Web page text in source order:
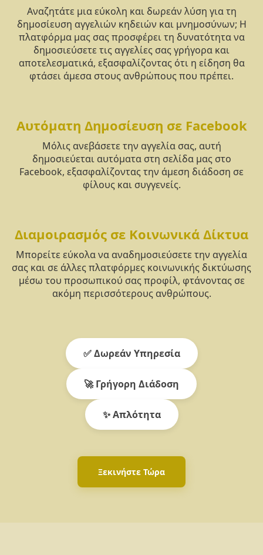
Αναζητάτε μια εύκολη και δωρεάν λύση για τη
δημοσίευση αγγελιών κηδειών και μνημοσύνων; Η
πλατφόρμα μας σας προσφέρει τη δυνατότητα να
δημοσιεύσετε τις αγγελίες σας γρήγορα και
αποτελεσματικά, εξασφαλίζοντας ότι η είδηση θα
φτάσει άμεσα στους ανθρώπους που πρέπει.
Αυτόματη Δημοσίευση σε Facebook
Μόλις ανεβάσετε την αγγελία σας, αυτή
δημοσιεύεται αυτόματα στη σελίδα μας στο
Facebook, εξασφαλίζοντας την άμεση διάδοση σε
φίλους και συγγενείς.
Διαμοιρασμός σε Κοινωνικά Δίκτυα
Μπορείτε εύκολα να αναδημοσιεύσετε την αγγελία
σας και σε άλλες πλατφόρμες κοινωνικής δικτύωσης
μέσω του προσωπικού σας προφίλ, φτάνοντας σε
ακόμη περισσότερους ανθρώπους.
✅ Δωρεάν Υπηρεσία
🚀 Γρήγορη Διάδοση
✨ Απλότητα
Ξεκινήστε Τώρα